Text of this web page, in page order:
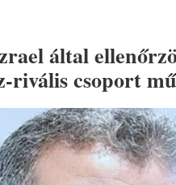
által
rivális csoport